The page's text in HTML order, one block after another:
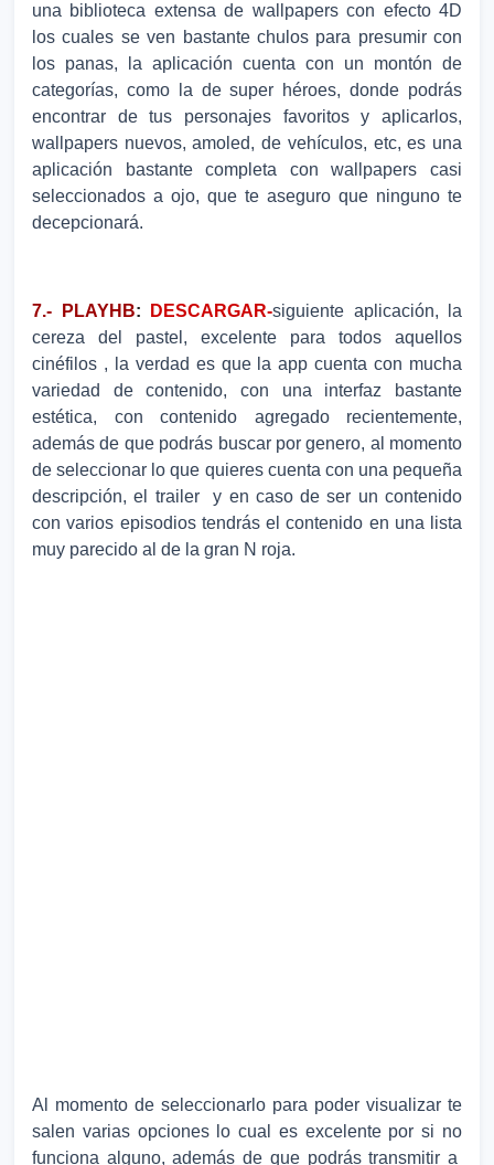
una biblioteca extensa de wallpapers con efecto 4D
los cuales se ven bastante chulos para presumir con
los panas, la aplicación cuenta con un montón de
categorías, como la de super héroes, donde podrás
encontrar de tus personajes favoritos y aplicarlos,
wallpapers nuevos, amoled, de vehículos, etc, es una
aplicación bastante completa con wallpapers casi
seleccionados a ojo, que te aseguro que ninguno te
decepcionará.
7.- PLAYHB: DESCARGAR-siguiente aplicación, la
cereza del pastel, excelente para todos aquellos
cinéfilos , la verdad es que la app cuenta con mucha
variedad de contenido, con una interfaz bastante
estética, con contenido agregado recientemente,
además de que podrás buscar por genero, al momento
de seleccionar lo que quieres cuenta con una pequeña
descripción, el trailer y en caso de ser un contenido
con varios episodios tendrás el contenido en una lista
muy parecido al de la gran N roja.
Al momento de seleccionarlo para poder visualizar te
salen varias opciones lo cual es excelente por si no
funciona alguno, además de que podrás transmitir a